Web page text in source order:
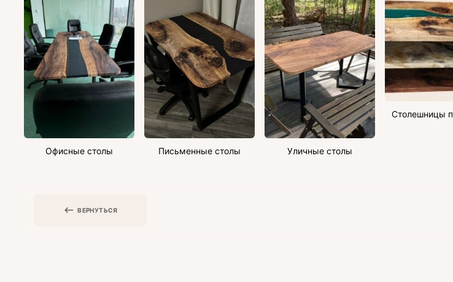
Офисные столы Письменные столы Уличные столы
Столешницы
ВЕРНУТЬСЯ